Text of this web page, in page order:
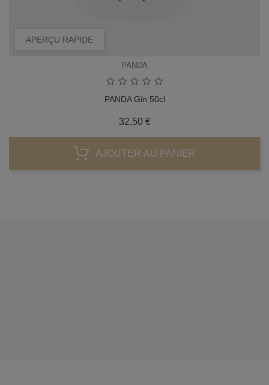
APERÇU RAPIDE
PANDA
PANDA Gin 50cl
32,50 €Prix
AJOUTER AU PANIER